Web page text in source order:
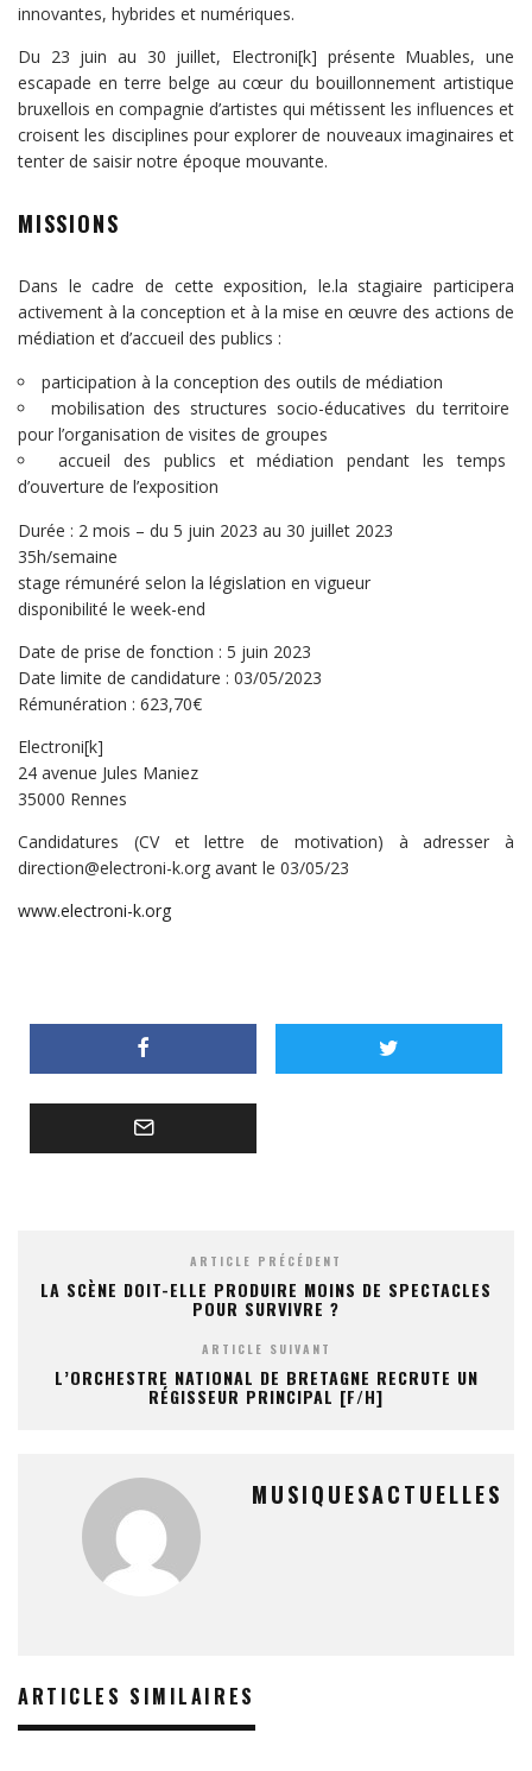
innovantes, hybrides et numériques.
Du 23 juin au 30 juillet, Electroni[k] présente Muables, une
escapade en terre belge au cœur du bouillonnement artistique
bruxellois en compagnie d’artistes qui métissent les influences et
croisent les disciplines pour explorer de nouveaux imaginaires et
tenter de saisir notre époque mouvante.
MISSIONS
Dans le cadre de cette exposition, le.la stagiaire participera
activement à la conception et à la mise en œuvre des actions de
médiation et d’accueil des publics :
participation à la conception des outils de médiation
mobilisation des structures socio-éducatives du territoire
pour l’organisation de visites de groupes
accueil des publics et médiation pendant les temps
d’ouverture de l’exposition
Durée : 2 mois – du 5 juin 2023 au 30 juillet 2023
35h/semaine
stage rémunéré selon la législation en vigueur
disponibilité le week-end
Date de prise de fonction : 5 juin 2023
Date limite de candidature : 03/05/2023
Rémunération : 623,70€
Electroni[k]
24 avenue Jules Maniez
35000 Rennes
Candidatures (CV et lettre de motivation) à adresser à
direction@electroni-k.org avant le 03/05/23
www.electroni-k.org
ARTICLE PRÉCÉDENT
LA SCÈNE DOIT-ELLE PRODUIRE MOINS DE SPECTACLES
POUR SURVIVRE ?
ARTICLE SUIVANT
L’ORCHESTRE NATIONAL DE BRETAGNE RECRUTE UN
RÉGISSEUR PRINCIPAL [F/H]
MUSIQUESACTUELLES
ARTICLES SIMILAIRES